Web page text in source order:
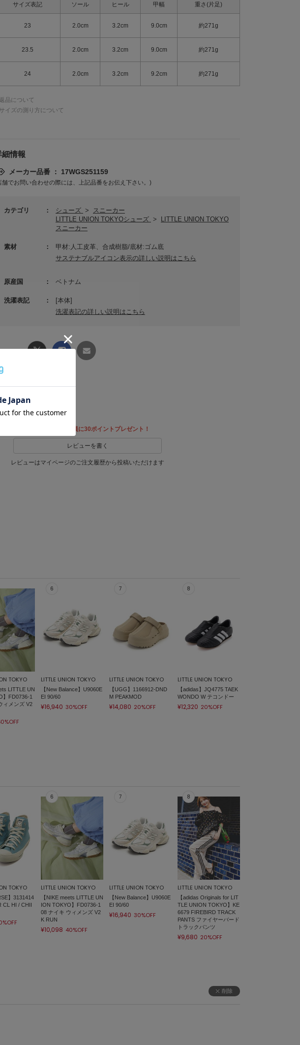
サイズ表記 ソール ヒール 甲幅 重さ(片足)
23 2.0cm 3.2cm 9.0cm 約271g
23.5 2.0cm 3.2cm 9.0cm 約271g
24 2.0cm 3.2cm 9.2cm 約271g
品について
イズの測り方について
細情報
メーカー品番 ： 17WGS251159
舗でお問い合わせの際には、上記品番をお伝え下さい。)
カテゴリ シューズ >
スニーカー
LITTLE UNION TOKYOシューズ >
LITTLE UNION TOKYO
スニーカー
素材
甲材:人工皮革、合成樹脂/底材:ゴム底
サステナブルアイコン表示の詳しい説明はこちら
原産国 ベトナム
洗濯表記
[本体]
洗濯表記の詳しい説明はこちら
レビュー投稿で全員に30ポイントプレゼント！
レビューを書く
レビューはマイページのご注文履歴から投稿いただけます
TOKYO
LITTLE UN
】FD0736-1
ィメンズ V2
LITTLE UNION TOKYO
【New Balance】U9060E
EI 90/60
¥16,940 30%OFF
LITTLE UNION TOKYO
【UGG】1166912-DND
M PEAKMOD
¥14,080 20%OFF
LITTLE UNION TOKYO
【adidas】JQ4775 TAEK
WONDO W テコンドー
¥12,320 20%OFF
TOKYO
】3131414
CL HI / CHII
LITTLE UNION TOKYO
【NIKE meets LITTLE UN
ION TOKYO】FD0736-1
08 ナイキ ウィメンズ V2
K RUN
¥10,098 40%OFF
LITTLE UNION TOKYO
【New Balance】U9060E
EI 90/60
¥16,940 30%OFF
LITTLE UNION TOKYO
【adidas Originals for LIT
TLE UNION TOKYO】KE
6679 FIREBIRD TRACK
PANTS ファイヤーバード
トラックパンツ
¥9,680 20%OFF
削除